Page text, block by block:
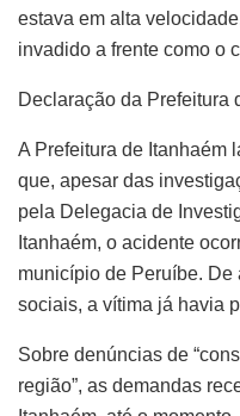
estava em alta
invadido a frente como o
Declaração da Prefeitura
A Prefeitura de Itanhaém
que, apesar das
pela Delegacia de
Itanhaém, o acidente
município de Peruíbe. De
sociais, a vítima já havia
Sobre denúncias de
região”, as demandas